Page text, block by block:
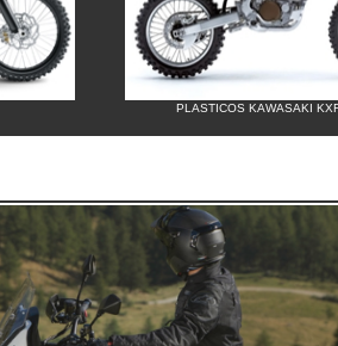
PLASTICOS KAWASAKI